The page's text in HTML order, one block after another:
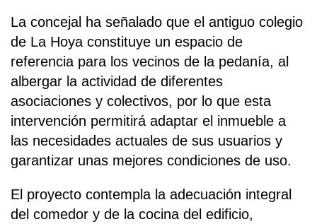
La concejal ha señalado que el antiguo colegio
de La Hoya constituye un espacio de
referencia para los vecinos de la pedanía, al
albergar la actividad de diferentes
asociaciones y colectivos, por lo que esta
intervención permitirá adaptar el inmueble a
las necesidades actuales de sus usuarios y
garantizar unas mejores condiciones de uso.
El proyecto contempla la adecuación integral
del comedor y de la cocina del edificio,